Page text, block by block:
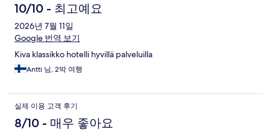
10/10 - 최고예요
2026년 7월 11일
Google 번역 보기
Kiva klassikko hotelli hyvillä palveluilla
Antti 님, 2박 여행
실제 이용 고객 후기
8/10 - 매우 좋아요